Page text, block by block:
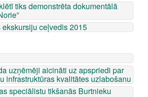
tiks demonstrēta dokumentālā
ceļvedis 2015
uzņēmēji aicināti uz apspriedi par
infrastruktūras kvalitātes uzlabošanu
speciālistu tikšanās Burtnieku